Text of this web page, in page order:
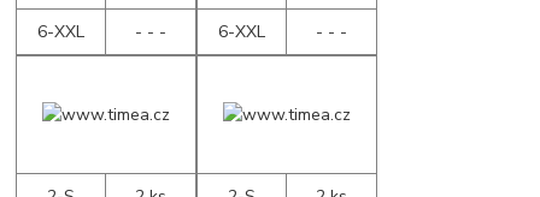
6-XXL
- - -
6-XXL
- - -